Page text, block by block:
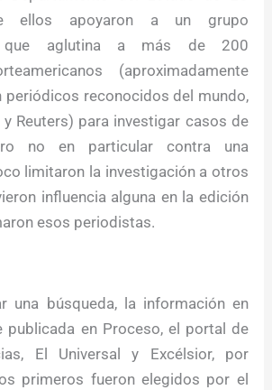
ellos apoyaron a un grupo
que aglutina a más de 200
(aproximadamente
periódicos reconocidos del mundo,
Reuters) para investigar casos de
no en particular contra una
limitaron la investigación a otros
influencia alguna en la edición
esos periodistas.
una búsqueda, la información en
publicada en Proceso, el portal de
El Universal y Excélsior, por
primeros fueron elegidos por el